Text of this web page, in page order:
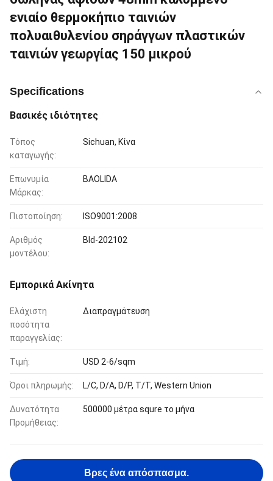
ενιαίο θερμοκήπιο ταινιών
πολυαιθυλενίου σηράγγων πλαστικών
ταινιών γεωργίας 150 μικρού
Specifications
Βασικές ιδιότητες
Τόπος
καταγωγής:
Sichuan, Κίνα
Επωνυμία
Μάρκας:
BAOLIDA
Πιστοποίηση: ISO9001:2008
Αριθμός
μοντέλου:
Bld-202102
Εμπορικά Ακίνητα
Ελάχιστη
ποσότητα
παραγγελίας:
Διαπραγμάτευση
Τιμή: USD 2-6/sqm
Όροι πληρωμής: L/C, D/A, D/P, T/T, Western Union
Δυνατότητα
Προμήθειας:
500000 μέτρα squre το μήνα
Βρες ένα απόσπασμα.